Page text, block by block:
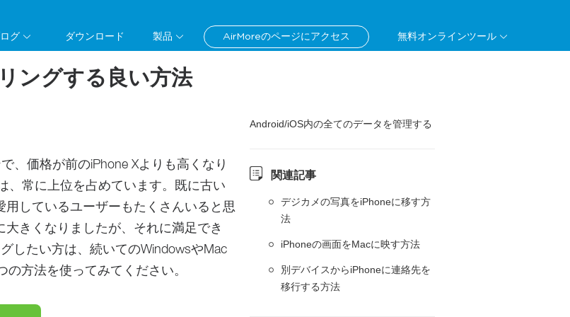
グ ダウンロード 製品 AirMoreのページにアクセス 無料オンラインツール
ングする良い方法
、価格が前のiPhone Xよりも高くなり
、常に上位を占めています。既に古い
用しているユーザーもたくさんいると思
きくなりましたが、それに満足でき
したい方は、続いてのWindowsやMac
の方法を使ってみてください。
Android/iOS内の全てのデータを管理する
関連記事
デジカメの写真をiPhoneに移す方
法
iPhoneの画面をMacに映す方法
別デバイスからiPhoneに連絡先を
移行する方法